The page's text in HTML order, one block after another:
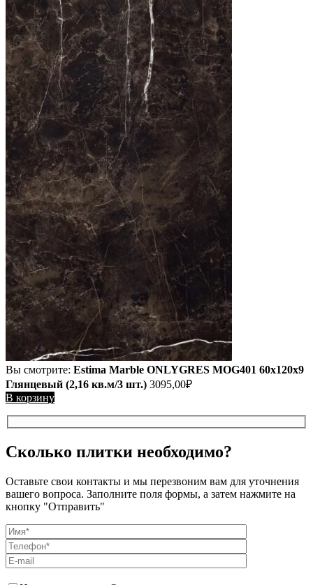
Вы смотрите: Estima Marble ONLYGRES MOG401 60x120x9
Глянцевый (2,16 кв.м/3 шт.) 3095,00₽
В корзину
Сколько плитки необходимо?
Оставьте свои контакты и мы перезвоним вам для уточнения
вашего вопроса. Заполните поля формы, а затем нажмите на
кнопку "Отправить"